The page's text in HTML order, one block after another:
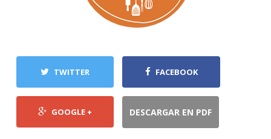
TWITTER FACEBOOK
GOOGLE + DESCARGAR EN PDF